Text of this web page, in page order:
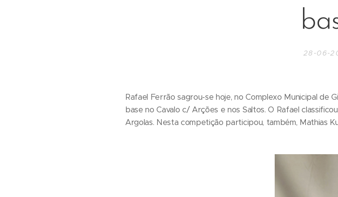
28-06-
Rafael Ferrão sagrou-se hoje, no Complexo Municipal de
base no Cavalo c/ Arções e nos Saltos. O Rafael
Argolas. Nesta competição participou, também, Mathias